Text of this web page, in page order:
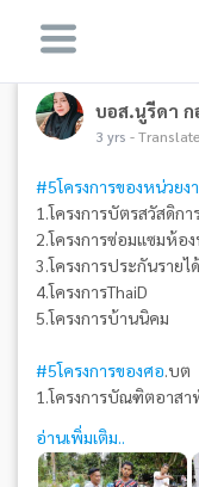
บอส.นูรีดา ก
3 yrs - Translate
#5โครงการของหน่วยง
1.โครงการบัตรสวัสดิกา
2.โครงการซ่อมแซมห้อ
3.โครงการประกันราย
4.โครงการThaiD
5.โครงการบ้านนิคม
#5โครงการของศอ.บต
1.โครงการบัณฑิตอาส
2.โครงการสนับสนุนอา
3.โครงการเสริมสร้าง
จังหวัดขายแดนภาคใต้
อ่านเพิ่มเติม..